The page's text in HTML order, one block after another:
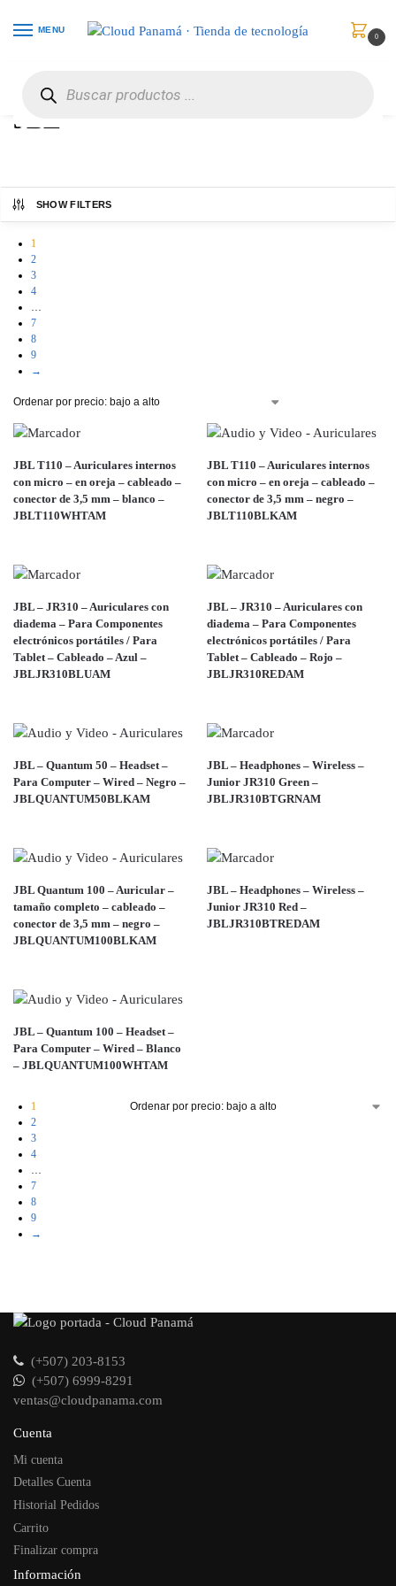
MENU
0
JBL
SHOW FILTERS
1
2
3
4
…
7
8
9
→
JBL T110 – Auriculares internos
con micro – en oreja – cableado –
conector de 3,5 mm – blanco –
JBLT110WHTAM
JBL T110 – Auriculares internos
con micro – en oreja – cableado –
conector de 3,5 mm – negro –
JBLT110BLKAM
JBL – JR310 – Auriculares con
diadema – Para Componentes
electrónicos portátiles / Para
Tablet – Cableado – Azul –
JBLJR310BLUAM
JBL – JR310 – Auriculares con
diadema – Para Componentes
electrónicos portátiles / Para
Tablet – Cableado – Rojo –
JBLJR310REDAM
JBL – Quantum 50 – Headset –
Para Computer – Wired – Negro –
JBLQUANTUM50BLKAM
JBL – Headphones – Wireless –
Junior JR310 Green –
JBLJR310BTGRNAM
JBL Quantum 100 – Auricular –
tamaño completo – cableado –
conector de 3,5 mm – negro –
JBLQUANTUM100BLKAM
JBL – Headphones – Wireless –
Junior JR310 Red –
JBLJR310BTREDAM
JBL – Quantum 100 – Headset –
Para Computer – Wired – Blanco
– JBLQUANTUM100WHTAM
1
2
3
4
…
7
8
9
→
(+507) 203-8153
(+507) 6999-8291
ventas@cloudpanama.com
Cuenta
Mi cuenta
Detalles Cuenta
Historial Pedidos
Carrito
Finalizar compra
Información